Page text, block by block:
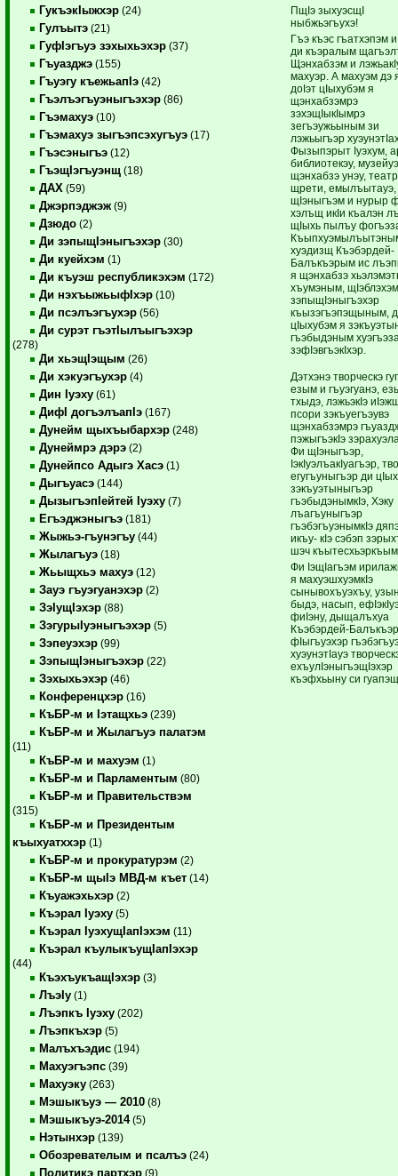
ГукъэкIыжхэр (24)
Гулъытэ (21)
ГуфIэгъуэ зэхыхьэхэр (37)
Гъуазджэ (155)
Гъуэгу къежьапIэ (42)
Гъэлъэгъуэныгъэхэр (86)
Гъэмахуэ (10)
Гъэмахуэ зыгъэпсэхугъуэ (17)
Гъэсэныгъэ (12)
ГъэщIэгъуэнщ (18)
ДАХ (59)
Джэрпэджэж (9)
Дзюдо (2)
Ди зэпыщIэныгъэхэр (30)
Ди куейхэм (1)
Ди къуэш республикэхэм (172)
Ди нэхъыжьыфIхэр (10)
Ди псэлъэгъухэр (56)
Ди сурэт гъэтIылъыгъэхэр
(278)
Ди хьэщIэщым (26)
Ди хэкуэгъухэр (4)
Дин Iуэху (61)
ДифI догъэлъапIэ (167)
Дунейм щыхъыбархэр (248)
Дунеймрэ дэрэ (2)
Дунейпсо Адыгэ Хасэ (1)
Дыгъуасэ (144)
ДызыгъэпIейтей Iуэху (7)
Егъэджэныгъэ (181)
Жыжьэ-гъунэгъу (44)
Жылагъуэ (18)
Жьыщхьэ махуэ (12)
Зауэ гъуэгуанэхэр (2)
ЗэIущIэхэр (88)
ЗэгурыIуэныгъэхэр (5)
Зэпеуэхэр (99)
ЗэпыщIэныгъэхэр (22)
Зэхыхьэхэр (46)
Конференцхэр (16)
КъБР-м и Iэтащхьэ (239)
КъБР-м и Жылагъуэ палатэм
(11)
КъБР-м и махуэм (1)
КъБР-м и Парламентым (80)
КъБР-м и Правительствэм
(315)
КъБР-м и Президентым
къыхуатххэр (1)
КъБР-м и прокуратурэм (2)
КъБР-м щыIэ МВД-м къет (14)
Къуажэхьхэр (2)
Къэрал Iуэху (5)
Къэрал IуэхущIапIэхэм (11)
Къэрал къулыкъущIапIэхэр
(44)
КъэхъукъащIэхэр (3)
ЛъэIу (1)
Лъэпкъ Iуэху (202)
Лъэпкъхэр (5)
Малъхъэдис (194)
Махуэгъэпс (39)
Махуэку (263)
Мэшыкъуэ — 2010 (8)
Мэшыкъуэ-2014(5)
Нэтынхэр (139)
Обозревателым и псалъэ (24)
Политикэ партхэр (9)
ПщIэ зыхуэсщI
ныбжьэгъухэ!
Гъэ къэс гъатхэпэм
ди къэралым
Щэнхабзэм и
махуэр. А махуэм дэ
доIэт цIыхубэм я
щэнхабзэмрэ
зэхэщIыкIымрэ
зегъэужьыным зи
лэжьыгъэр
Фызыпэрыт Iуэхум,
библиотекэу,
щэнхабзэ унэу,
щрети,
щIэныгъэм и нурыр
хэлъщ икIи къалэн
щIыхь пылъу
хуэдизщ Къэбэрдей-
Балъкъэрым ис
я щэнхабзэ
хъумэным,
зэпыщIэныгъэхэр
къызэгъэпэщыным,
цIыхубэм я
гъэбыдэным
зэфIэвгъэкIхэр.
Дэтхэнэ творческэ
езым и гъуэгуанэ,
тхыдэ, лэжьэкIэ
псори зэкъуегъэувэ
щэнхабзэмрэ
пэжыгъэкIэ
Фи щIэныгъэр,
IэкIуэлъакIуагъэр,
егугъуныгъэр ди
зэкъуэтыныгъэр
гъэбыдэнымкIэ, Хэку
лъагъуныгъэр
гъэбэгъуэнымкIэ
икъу- кIэ сэбэп
шэч
Фи IэщIагъэм
я махуэшхуэмкIэ
сынывохъуэхъу,
быдэ, насып,
фиIэну, дыщалъхуа
Къэбэрдей-
фIыгъуэхэр
хуэунэтIауэ
ехъулIэныгъэщIэхэр
къэфхьыну си